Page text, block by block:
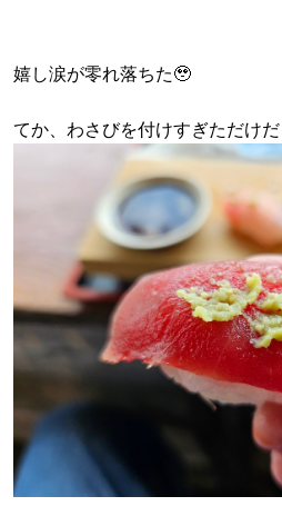
嬉し涙が零れ落ちた🥹
てか、わさびを付けすぎただけ